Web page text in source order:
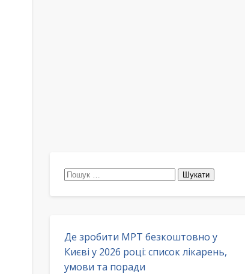
Пошук:
Де зробити МРТ безкоштовно у
Києві у 2026 році: список лікарень,
умови та поради